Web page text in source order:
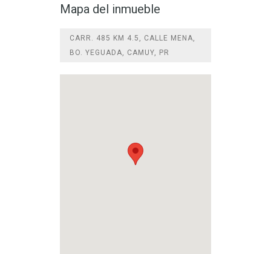
Mapa del inmueble
CARR. 485 KM 4.5, CALLE MENA,
BO. YEGUADA, CAMUY, PR